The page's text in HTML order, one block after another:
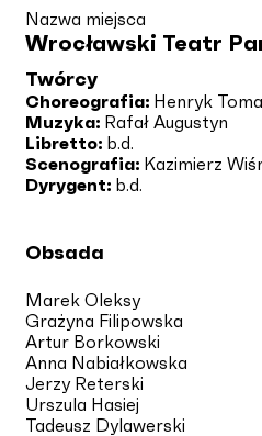
Nazwa miejsca
Wrocławski Teatr
Twórcy
Choreografia: Henryk
Muzyka: Rafał Augustyn
Libretto: b.d.
Scenografia: Kazimierz
Dyrygent: b.d.
Obsada
Marek Oleksy
Grażyna Filipowska
Artur Borkowski
Anna Nabiałkowska
Jerzy Reterski
Urszula Hasiej
Tadeusz Dylawerski